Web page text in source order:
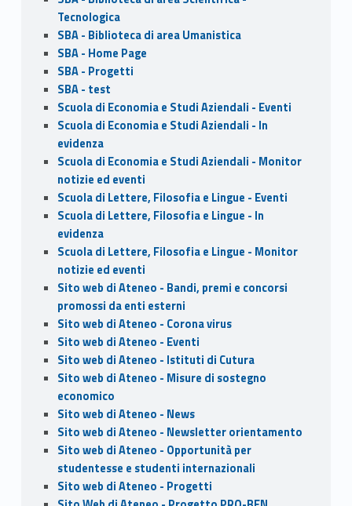
Tecnologica
SBA - Biblioteca di area Umanistica
SBA - Home Page
SBA - Progetti
SBA - test
Scuola di Economia e Studi Aziendali - Eventi
Scuola di Economia e Studi Aziendali - In
evidenza
Scuola di Economia e Studi Aziendali - Monitor
notizie ed eventi
Scuola di Lettere, Filosofia e Lingue - Eventi
Scuola di Lettere, Filosofia e Lingue - In
evidenza
Scuola di Lettere, Filosofia e Lingue - Monitor
notizie ed eventi
Sito web di Ateneo - Bandi, premi e concorsi
promossi da enti esterni
Sito web di Ateneo - Corona virus
Sito web di Ateneo - Eventi
Sito web di Ateneo - Istituti di Cutura
Sito web di Ateneo - Misure di sostegno
economico
Sito web di Ateneo - News
Sito web di Ateneo - Newsletter orientamento
Sito web di Ateneo - Opportunità per
studentesse e studenti internazionali
Sito web di Ateneo - Progetti